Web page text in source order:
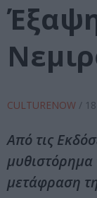
CULTURENOW /
Από τις
μυθιστόρημα
μετάφραση